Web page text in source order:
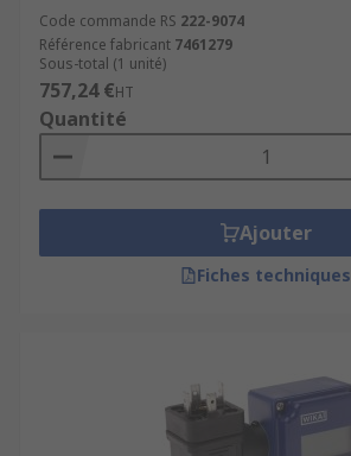
Code commande RS 222-9074
Référence fabricant 7461279
Sous-total (1 unité)
757,24 €HT
Quantité
Ajouter
Fiches techniques